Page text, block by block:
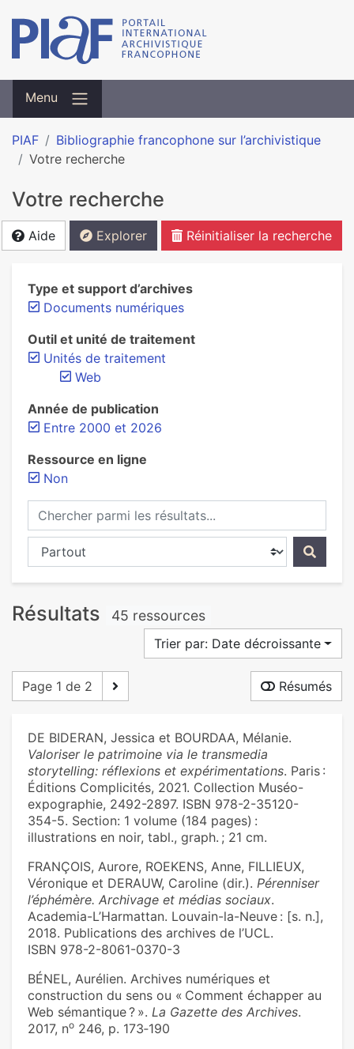
Menu
PIAF
Bibliographie francophone sur l’archivistique
Votre recherche
Votre recherche
Aide Explorer Réinitialiser la recherche
Type et support d’archives
Documents numériques
Outil et unité de traitement
Unités de traitement
Web
Année de publication
Entre 2000 et 2026
Ressource en ligne
Non
Chercher parmi les résultats...
Chercher dans...
Résultats 45 ressources
Trier par: Date décroissante
Page 1 de 2 Résumés
DE BIDERAN, Jessica et BOURDAA, Mélanie.
Valoriser le patrimoine via le transmedia
storytelling: réflexions et expérimentations. Paris :
Éditions Complicités, 2021. Collection Muséo-
expographie, 2492-2897. ISBN 978-2-35120-
354-5. Section: 1 volume (184 pages) :
illustrations en noir, tabl., graph. ; 21 cm.
FRANÇOIS, Aurore, ROEKENS, Anne, FILLIEUX,
Véronique et DERAUW, Caroline (dir.). Pérenniser
l’éphémère. Archivage et médias sociaux.
Academia-L’Harmattan. Louvain-la-Neuve : [s. n.],
2018. Publications des archives de l’UCL.
ISBN 978-2-8061-0370-3
BÉNEL, Aurélien. Archives numériques et
construction du sens ou « Comment échapper au
Web sémantique ? ». La Gazette des Archives.
2017, no 246, p. 173‑190